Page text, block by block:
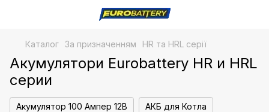
Каталог За призначенням HR та HRL серії
Акумулятори Eurobattery HR и HRL
серии
Акумулятор 100 Ампер 12В АКБ для Котла